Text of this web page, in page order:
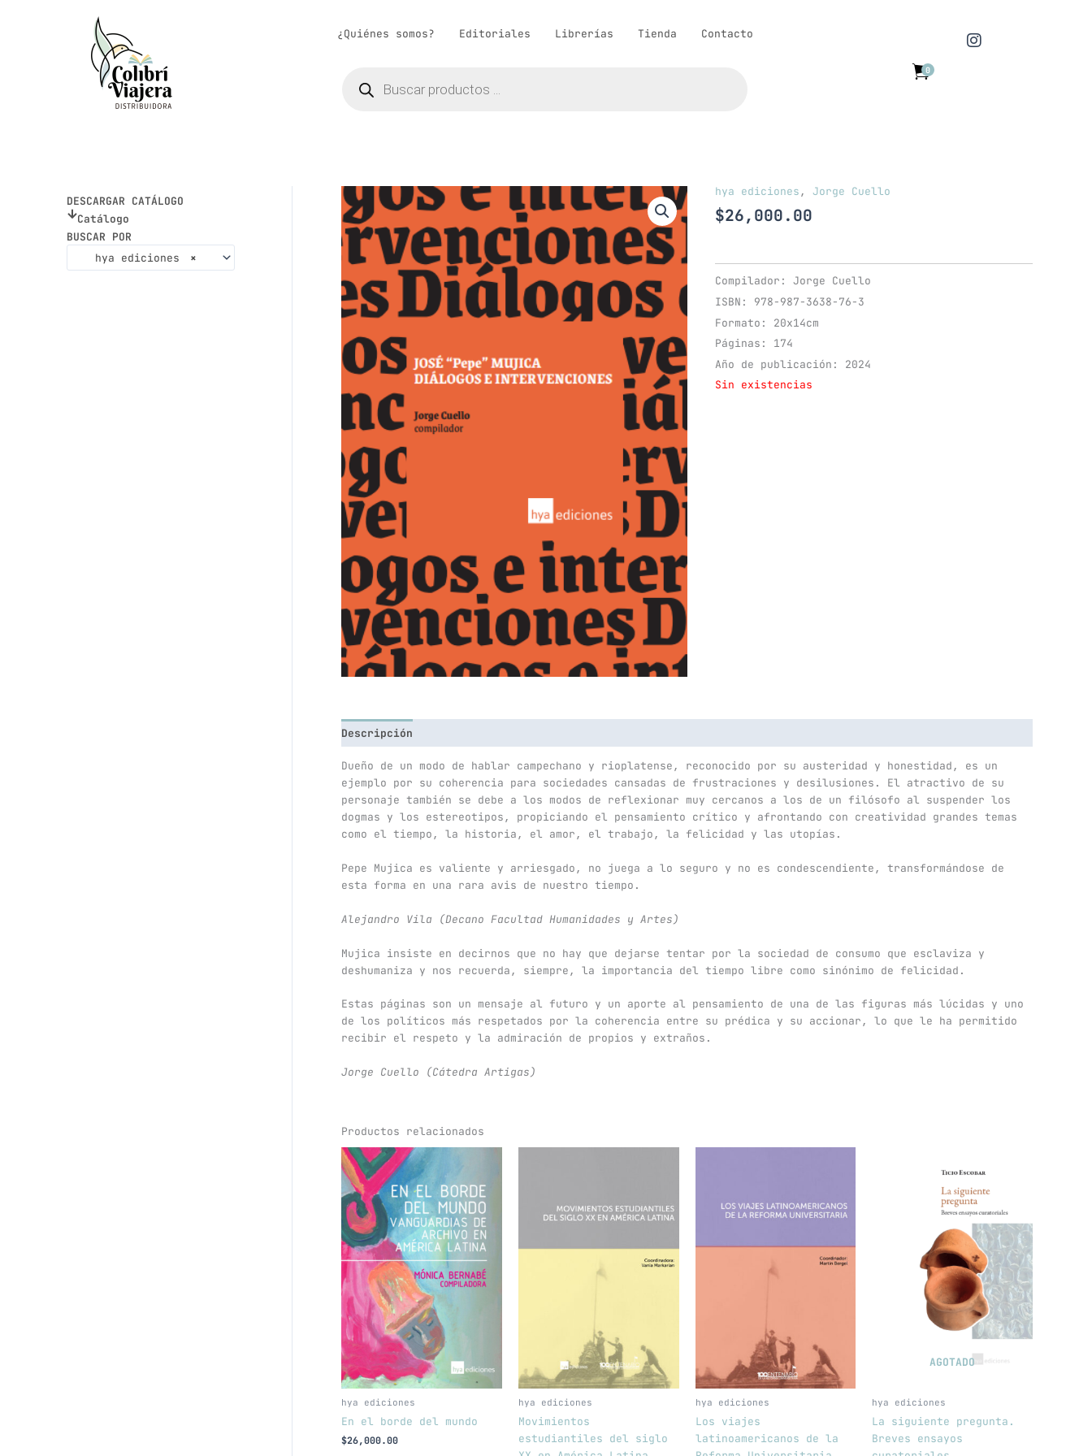
¿Quiénes somos? Editoriales Librerías Tienda Contacto
productos
0
I
n
DESCARGAR CATÁLOGO
Catálogo
BUSCAR POR
×
hya ediciones
hya ediciones, Jorge Cuello
$26,000.00
Compilador: Jorge Cuello
ISBN: 978-987-3638-76-3
Formato: 20x14cm
Páginas: 174
Año de publicación: 2024
Sin existencias
Descripción
Dueño de un modo de hablar campechano y rioplatense, reconocido por su austeridad y honestidad, es un
ejemplo por su coherencia para sociedades cansadas de frustraciones y desilusiones. El atractivo de su
personaje también se debe a los modos de reflexionar muy cercanos a los de un filósofo al suspender los
dogmas y los estereotipos, propiciando el pensamiento crítico y afrontando con creatividad grandes temas
como el tiempo, la historia, el amor, el trabajo, la felicidad y las utopías.
Pepe Mujica es valiente y arriesgado, no juega a lo seguro y no es condescendiente, transformándose de
esta forma en una rara avis de nuestro tiempo.
Alejandro Vila (Decano Facultad Humanidades y Artes)
Mujica insiste en decirnos que no hay que dejarse tentar por la sociedad de consumo que esclaviza y
deshumaniza y nos recuerda, siempre, la importancia del tiempo libre como sinónimo de felicidad.
Estas páginas son un mensaje al futuro y un aporte al pensamiento de una de las figuras más lúcidas y uno
de los políticos más respetados por la coherencia entre su prédica y su accionar, lo que le ha permitido
recibir el respeto y la admiración de propios y extraños.
Jorge Cuello (Cátedra Artigas)
Productos relacionados
hya ediciones
En el borde del mundo
$26,000.00
hya ediciones
Movimientos
estudiantiles del siglo
hya ediciones
Los viajes
latinoamericanos de la
AGOTADO
hya ediciones
La siguiente pregunta.
Breves ensayos